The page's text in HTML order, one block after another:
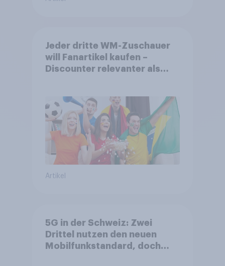
Jeder dritte WM-Zuschauer
will Fanartikel kaufen –
Discounter relevanter als
Artikel
5G in der Schweiz: Zwei
Drittel nutzen den neuen
Mobilfunkstandard, doch